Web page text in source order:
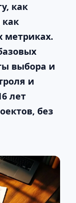
как
метриках.
выбора и
и
лет
без